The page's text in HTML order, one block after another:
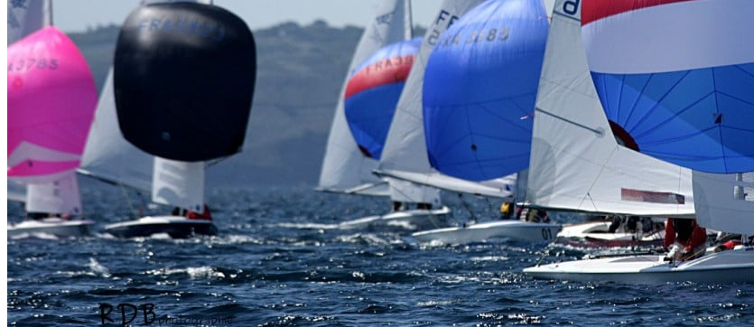
Jan
Classe Ultim 32/23
Gitana 17 devient Actual Ultim 4
Source
Gitana Team
22 janvier 2025